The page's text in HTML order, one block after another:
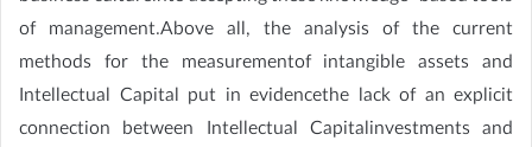
of management.Above all, the analysis of the current
methods for the measurementof intangible assets and
Intellectual Capital put in evidencethe lack of an explicit
connection between Intellectual Capitalinvestments and